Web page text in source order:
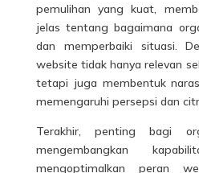
pemulihan yang kuat,
jelas tentang bagaimana
dan memperbaiki situasi.
website tidak hanya relevan
tetapi juga membentuk
memengaruhi persepsi dan
Terakhir, penting bagi
mengembangkan
mengoptimalkan peran